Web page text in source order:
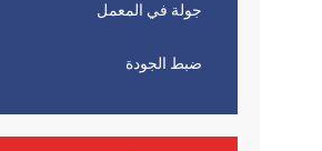
جولة في المعمل
ضبط الجودة